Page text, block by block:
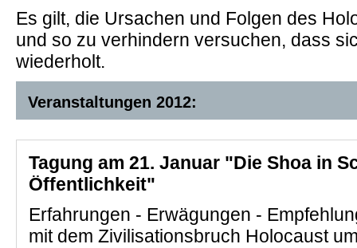
Es gilt, die Ursachen und Folgen des
und so zu verhindern versuchen, dass
wiederholt.
Veranstaltungen 2012:
Tagung am 21. Januar "Die Shoa in
Öffentlichkeit"
Erfahrungen - Erwägungen -
mit dem Zivilisationsbruch Holocaust